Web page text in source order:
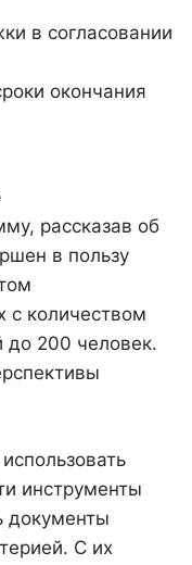
в согласовании
окончания
рассказав об
в пользу
с количеством
до 200 человек.
инструменты
документы
С их